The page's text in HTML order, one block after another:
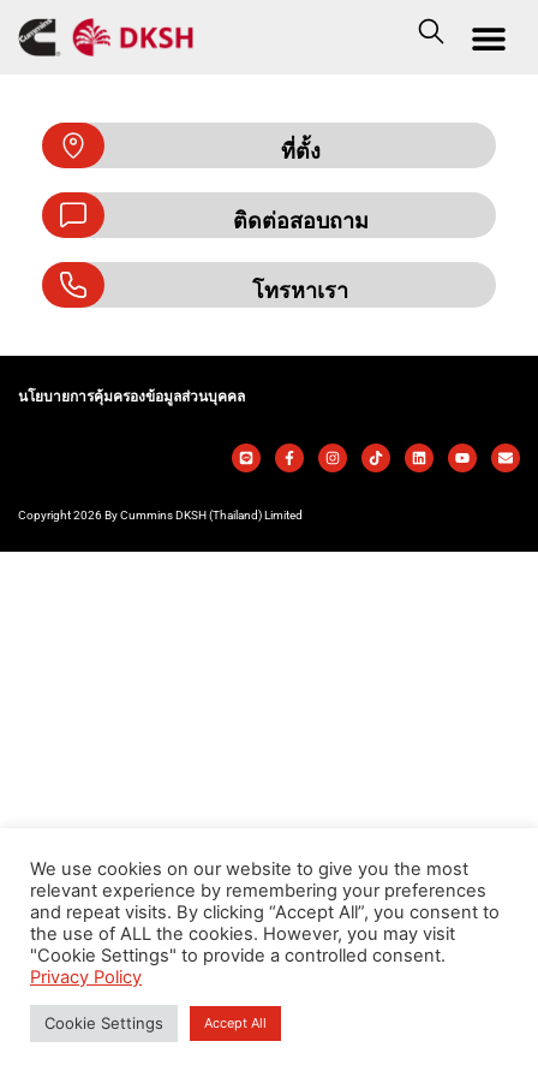
ที่ตั้ง
ติดต่อสอบถาม
โทรหาเรา
นโยบายการคุ้มครองข้อมูลส่วนบุคคล
Copyright 2026 By Cummins DKSH (Thailand) Limited
We use cookies on our website to give you the most
relevant experience by remembering your preferences
and repeat visits. By clicking “Accept All”, you consent to
the use of ALL the cookies. However, you may visit
"Cookie Settings" to provide a controlled consent.
Privacy Policy
Cookie Settings Accept All